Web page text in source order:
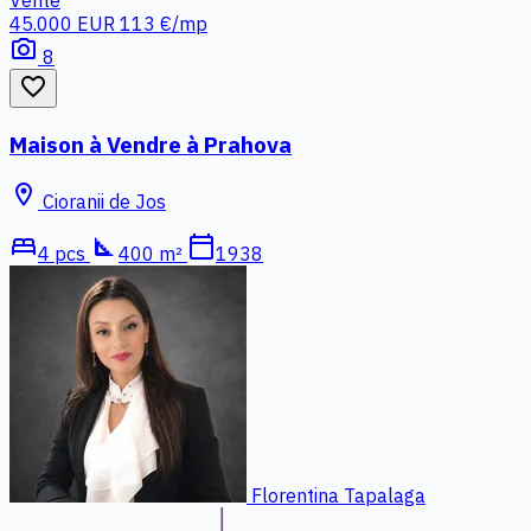
45.000 EUR 113 €/mp
photo_camera 8
favorite_border
Maison à Vendre à Prahova
location_on Cioranii de Jos
bed4 pcs square_foot 400 m² calendar_today1938
Florentina Tapalaga